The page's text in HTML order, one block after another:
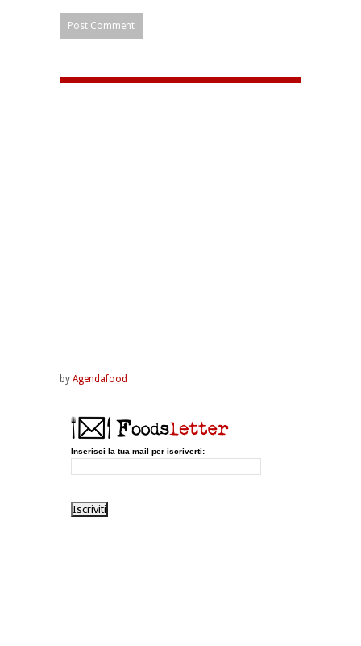
by Agendafood
Inserisci la tua mail per iscriverti: